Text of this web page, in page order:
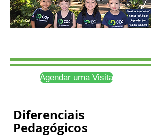
Agendar uma Visita
Diferenciais
Pedagógicos